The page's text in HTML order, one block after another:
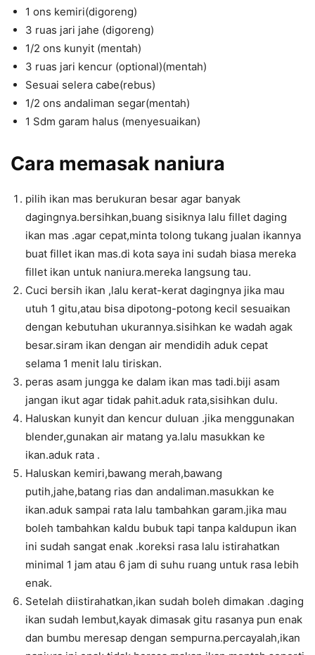
1 ons kemiri(digoreng)
3 ruas jari jahe (digoreng)
1/2 ons kunyit (mentah)
3 ruas jari kencur (optional)(mentah)
Sesuai selera cabe(rebus)
1/2 ons andaliman segar(mentah)
1 Sdm garam halus (menyesuaikan)
Cara memasak naniura
pilih ikan mas berukuran besar agar banyak
dagingnya.bersihkan,buang sisiknya lalu fillet daging
ikan mas .agar cepat,minta tolong tukang jualan ikannya
buat fillet ikan mas.di kota saya ini sudah biasa mereka
fillet ikan untuk naniura.mereka langsung tau.
Cuci bersih ikan ,lalu kerat-kerat dagingnya jika mau
utuh 1 gitu,atau bisa dipotong-potong kecil sesuaikan
dengan kebutuhan ukurannya.sisihkan ke wadah agak
besar.siram ikan dengan air mendidih aduk cepat
selama 1 menit lalu tiriskan.
peras asam jungga ke dalam ikan mas tadi.biji asam
jangan ikut agar tidak pahit.aduk rata,sisihkan dulu.
Haluskan kunyit dan kencur duluan .jika menggunakan
blender,gunakan air matang ya.lalu masukkan ke
ikan.aduk rata .
Haluskan kemiri,bawang merah,bawang
putih,jahe,batang rias dan andaliman.masukkan ke
ikan.aduk sampai rata lalu tambahkan garam.jika mau
boleh tambahkan kaldu bubuk tapi tanpa kaldupun ikan
ini sudah sangat enak .koreksi rasa lalu istirahatkan
minimal 1 jam atau 6 jam di suhu ruang untuk rasa lebih
enak.
Setelah diistirahatkan,ikan sudah boleh dimakan .daging
ikan sudah lembut,kayak dimasak gitu rasanya pun enak
dan bumbu meresap dengan sempurna.percayalah,ikan